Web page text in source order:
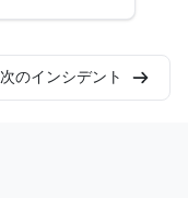
次のインシデント